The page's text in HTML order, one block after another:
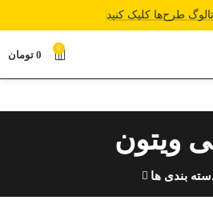
طرح‌ها کلیک کنید
0
0 تومان
ویتون
بندی ها